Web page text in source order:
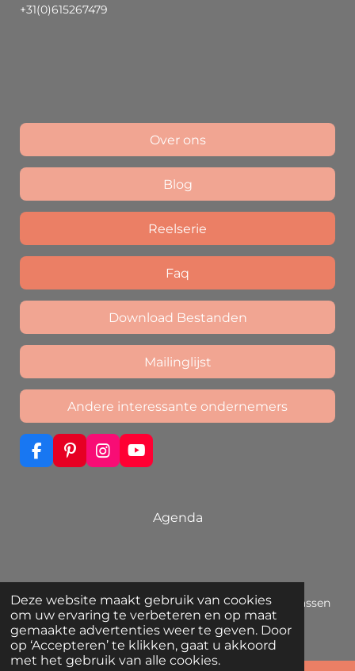
Deze website maakt gebruik van cookies
om uw ervaring te verbeteren en op maat
gemaakte advertenties weer te geven. Door
op ‘Accepteren’ te klikken, gaat u akkoord
met het gebruik van alle cookies.
+31(0)615267479
Over ons
Blog
Reelserie
Faq
Download Bestanden
Mailinglijst
Andere interessante ondernemers
F
a
P
i
I
n
Y
o
Agenda
© 2019 - 2026 Ómorfo Dóro | Unieke sieraden die passen
bij jouw eigen stijl
Powered byJouwWeb